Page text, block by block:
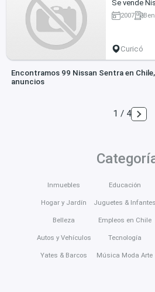
Se vende
2007
Curicó
Encontramos 99 Nissan Sentra en
anuncios
1 / 4
Inmuebles
Hogar y Jardín
Belleza
Autos y Vehículos
Yates & Barcos
Educación
Juguetes & Infantes
Empleos en Chile
Tecnología
Música Moda Arte